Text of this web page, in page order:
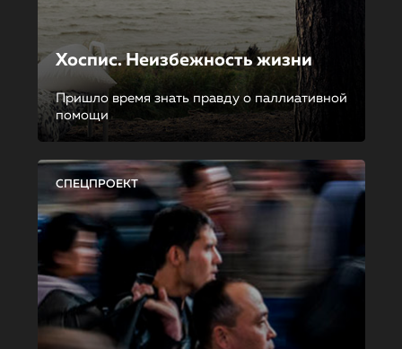
Хоспис. Неизбежность жизни
Пришло время знать правду о паллиативной
помощи
СПЕЦПРОЕКТ